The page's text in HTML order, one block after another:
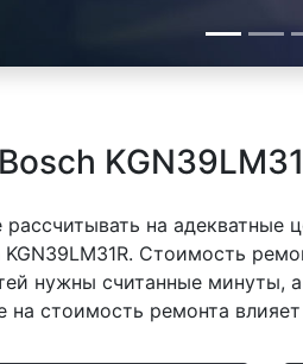
на адекватные
Стоимость
нужны считанные
на стоимость ремонта